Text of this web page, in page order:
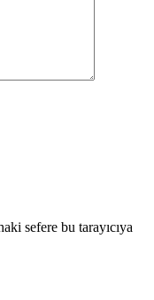
sefere bu tarayıcıya